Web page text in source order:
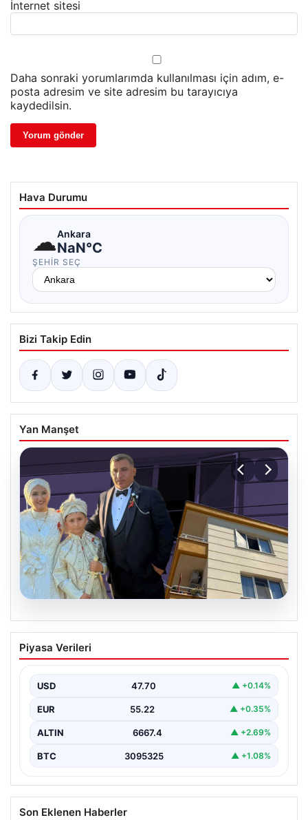
İnternet sitesi
Daha sonraki yorumlarımda kullanılması için adım, e-
posta adresim ve site adresim bu tarayıcıya
kaydedilsin.
Hava Durumu
☁Ankara
NaN°C
ŞEHIR SEÇ
Bizi Takip Edin
Yan Manşet
Çanakkale’de böcek ilaçlaması felakete
dönüştü. Yusuf öldü, annesi yoğun
Piyasa Verileri
USD 47.70 ▲ +0.14%
EUR 55.22 ▲ +0.35%
ALTIN 6667.4 ▲ +2.69%
BTC 3095325 ▲ +1.08%
Son Eklenen Haberler